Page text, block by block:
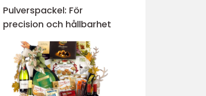
Pulverspackel: För
precision och hållbarhet